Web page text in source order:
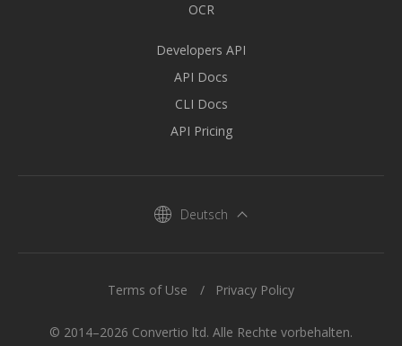
OCR
Developers API
API Docs
CLI Docs
API Pricing
Deutsch
© 2014–2026 Convertio ltd. Alle Rechte vorbehalten.
Terms of Use Privacy Policy